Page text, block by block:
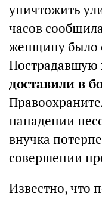
уничтожить
часов
женщину было
Пострадавшую
доставили в
нападении
внучка
совершении
Известно, что